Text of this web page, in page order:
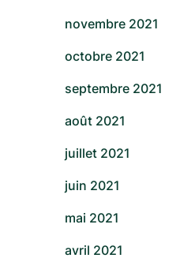
novembre 2021
octobre 2021
septembre 2021
août 2021
juillet 2021
juin 2021
mai 2021
avril 2021